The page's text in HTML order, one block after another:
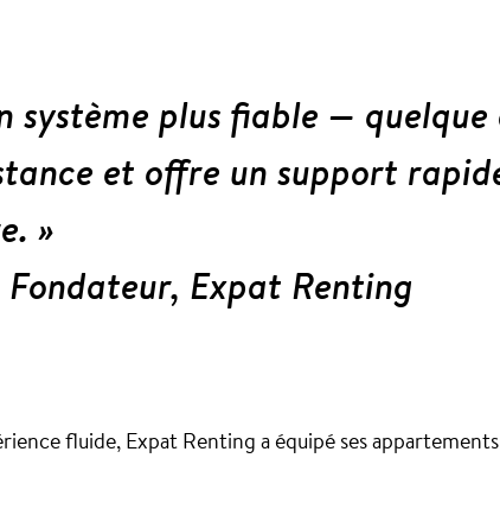
système plus fiable — quelque
et offre un support
»
Expat Renting
fluide, Expat Renting a équipé ses